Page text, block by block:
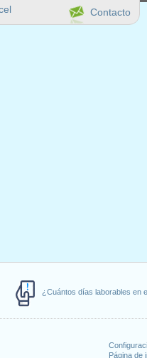
¿Cuántos días laborables en
Página de
Contacto